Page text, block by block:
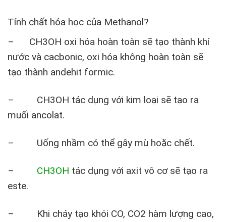
Tính chất hóa học của Methanol?
– CH3OH oxi hóa hoàn toàn sẽ tạo thành khí
nước và cacbonic, oxi hóa không hoàn toàn sẽ
tạo thành andehit formic.
– CH3OH tác dụng với kim loại sẽ tạo ra
muối ancolat.
– Uống nhầm có thể gây mù hoặc chết.
– CH3OH tác dụng với axit vô cơ sẽ tạo ra
este.
– Khi cháy tạo khói CO, CO2 hàm lượng cao,